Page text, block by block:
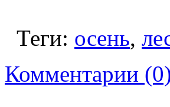
Теги: осень,
Комментарии